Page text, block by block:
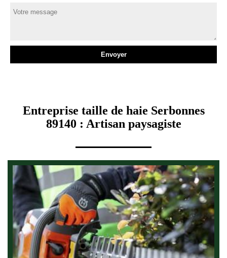
Entreprise taille de haie Serbonnes
89140 : Artisan paysagiste